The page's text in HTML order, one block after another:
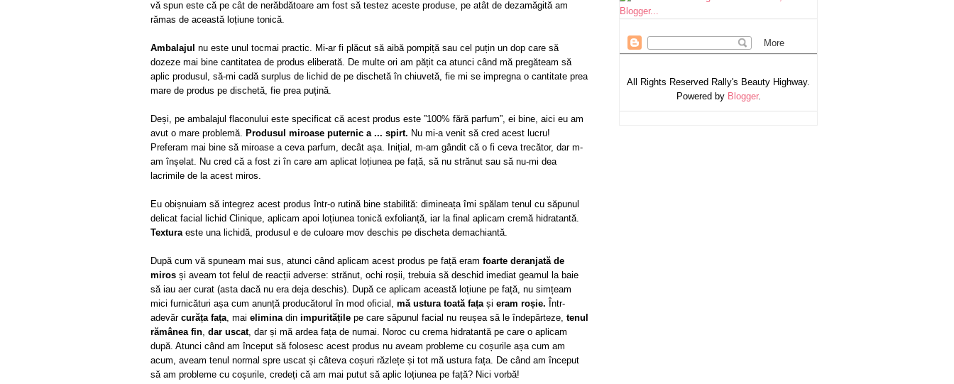
vă spun este că pe cât de nerăbdătoare am fost să testez aceste produse, pe atât de dezamăgită am
rămas de această loțiune tonică.
Ambalajul nu este unul tocmai practic. Mi-ar fi plăcut să aibă pompiță sau cel puțin un dop care să
dozeze mai bine cantitatea de produs eliberată. De multe ori am pățit ca atunci când mă pregăteam să
aplic produsul, să-mi cadă surplus de lichid de pe dischetă în chiuvetă, fie mi se impregna o cantitate prea
mare de produs pe dischetă, fie prea puțină.
Deși, pe ambalajul flaconului este specificat că acest produs este ”100% fără parfum”, ei bine, aici eu am
avut o mare problemă. Produsul miroase puternic a ... spirt. Nu mi-a venit să cred acest lucru!
Preferam mai bine să miroase a ceva parfum, decât așa. Inițial, m-am gândit că o fi ceva trecător, dar m-
am înșelat. Nu cred că a fost zi în care am aplicat loțiunea pe față, să nu strănut sau să nu-mi dea
lacrimile de la acest miros.
Eu obișnuiam să integrez acest produs într-o rutină bine stabilită: dimineața îmi spălam tenul cu săpunul
delicat facial lichid Clinique, aplicam apoi loțiunea tonică exfolianță, iar la final aplicam cremă hidratantă.
Textura este una lichidă, produsul e de culoare mov deschis pe discheta demachiantă.
După cum vă spuneam mai sus, atunci când aplicam acest produs pe față eram foarte deranjată de
miros și aveam tot felul de reacții adverse: strănut, ochi roșii, trebuia să deschid imediat geamul la baie
să iau aer curat (asta dacă nu era deja deschis). După ce aplicam această loțiune pe față, nu simțeam
mici furnicături așa cum anunță producătorul în mod oficial, mă ustura toată fațași eram roșie. Într-
adevăr curăța fața, mai eliminadin impuritățile pe care săpunul facial nu reușea să le îndepărteze, tenul
rămânea fin, dar uscat, dar și mă ardea fața de numai. Noroc cu crema hidratantă pe care o aplicam
după. Atunci când am început să folosesc acest produs nu aveam probleme cu coșurile așa cum am
acum, aveam tenul normal spre uscat și câteva coșuri răzlețe și tot mă ustura fața. De când am început
să am probleme cu coșurile, credeți că am mai putut să aplic loțiunea pe față? Nici vorbă!
All Rights Reserved Rally's Beauty Highway.
Powered by Blogger.